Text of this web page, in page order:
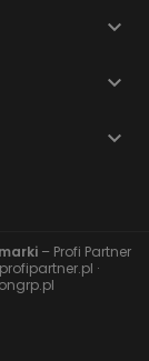



– Profi Partner
profipartner.pl ·